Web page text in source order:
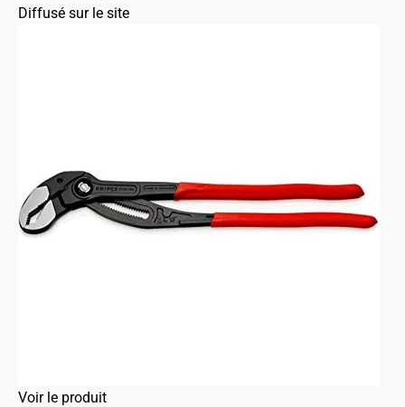
Diffusé sur le site
Voir le produit